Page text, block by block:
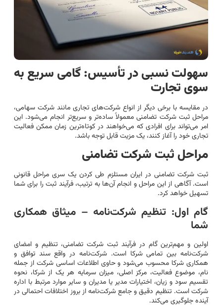
سهولت نسبی در تأسیس: گامی سریع به
سوی تجارت
در مقایسه با برخی دیگر از انواع شرکت‌های تجاری مانند شرکت سهامی،
مراحل ثبت شرکت تضامنی معمولاً ساده‌تر و سریع‌تر انجام می‌شود. این
امر می‌تواند برای افرادی که می‌خواهند در کوتاه‌ترین زمان ممکن فعالیت
تجاری خود را آغاز کنند، یک مزیت قابل توجه باشد.
مراحل ثبت شرکت تضامنی
ثبت شرکت تضامنی در ایران مستلزم طی کردن یک سری مراحل قانونی
است. آگاهی از این مراحل و انجام آن‌ها به ترتیب، فرآیند ثبت را برای شما
تسهیل خواهد کرد.
گام اول: تنظیم شرکت‌نامه – میثاق همکاری
شما
اولین و مهم‌ترین گام در فرآیند ثبت شرکت تضامنی، تنظیم و امضای
شرکت‌نامه بین تمامی شرکا است. شرکت‌نامه در واقع سند توافق و
همکاری شرکا محسوب می‌شود و حاوی اطلاعات اساسی شرکت از جمله
نام، موضوع فعالیت، مرکز اصلی، میزان سرمایه هر یک از شرکا، نحوه
تقسیم سود و زیان، اختیارات مدیر یا مدیران و سایر موارد مرتبط با اداره
شرکت است. تنظیم دقیق و جامع شرکت‌نامه از بروز اختلافات احتمالی در
آینده جلوگیری می‌کند.